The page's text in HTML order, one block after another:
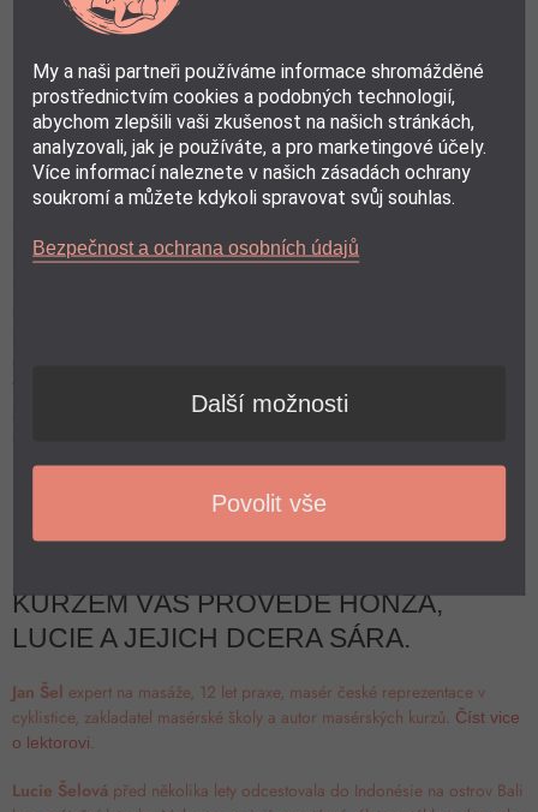
certifikát o absolvování
podpora lektora, kdykoli si nebudete vědět rady
efektivní videa si přehrajete na vaší chytré televizi, PC, nebo
jakémkoli zařízení v pohodlí domova
OBSAH KURZU:
2. Masáž miminka – dolní končetiny
7. Masáž miminka – zádíčka
8. Masáž miminka – dolní končetiny zezadu
KURZEM VÁS PROVEDE HONZA,
LUCIE A JEJICH DCERA SÁRA.
Jan Šel expert na masáže, 12 let praxe, masér české reprezentace v
cyklistice, zakladatel masérské školy a autor masérských kurzů. Číst vice
o lektorovi.
Lucie Šelová před několika lety odcestovala do Indonésie na ostrov Bali
My a naši partneři používáme informace shromážděné
prostřednictvím cookies a podobných technologií,
abychom zlepšili vaši zkušenost na našich stránkách,
analyzovali, jak je používáte, a pro marketingové účely.
Více informací naleznete v našich zásadách ochrany
soukromí a můžete kdykoli spravovat svůj souhlas.
Bezpečnost a ochrana osobních údajů
Další možnosti
Povolit vše